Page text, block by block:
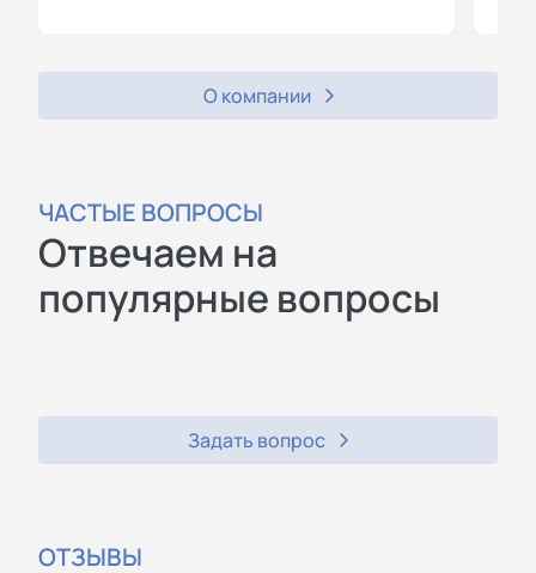
О компании
ЧАСТЫЕ ВОПРОСЫ
Отвечаем на
популярные вопросы
Задать вопрос
ОТЗЫВЫ